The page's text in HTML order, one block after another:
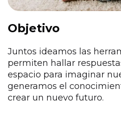
Objetivo
Juntos ideamos las
permiten hallar
espacio para imaginar
generamos el
crear un nuevo futuro.